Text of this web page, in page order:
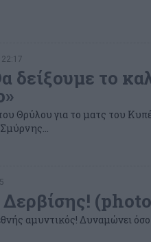
δείξουμε το
Θρύλου για το ματς του
Δερβίσης!
αμυντικός! Δυναμώνει